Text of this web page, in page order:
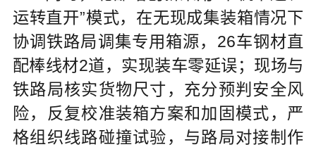
运转直开”模式，在无现成集装箱情况下
协调铁路局调集专用箱源，26车钢材直
配棒线材2道，实现装车零延误；现场与
铁路局核实货物尺寸，充分预判安全风
险，反复校准装箱方案和加固模式，严
格组织线路碰撞试验，与路局对接制作